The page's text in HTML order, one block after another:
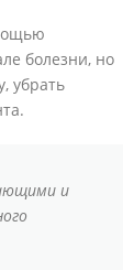
болезни, но
убрать
и